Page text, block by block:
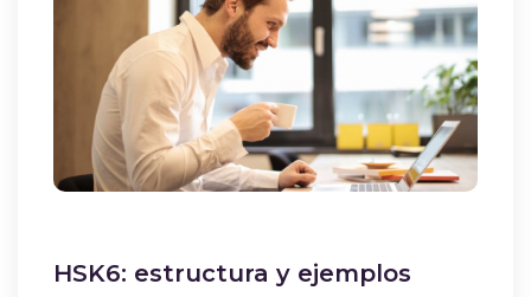
HSK6: estructura y ejemplos